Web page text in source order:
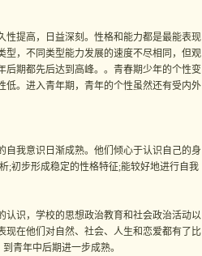
提高，日益深刻。性格和能力都是最能表现
，不同类型能力发展的速度不尽相同，但观
期都先后达到高峰。。青春期少年的个性变
。进入青年期，青年的个性虽然还有受内外
我意识日渐成熟。他们倾心于认识自己的身
;初步形成稳定的性格特征;能较好地进行自我
识，学校的思想政治教育和社会政治活动以
在他们对自然、社会、人生和恋爱都有了比
青年中后期进一步成熟。